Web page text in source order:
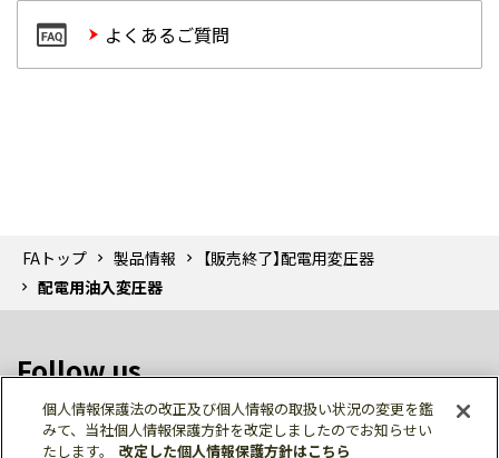
よくあるご質問
FAトップ 製品情報
【販売終了】配電用変圧器
配電用油入変圧器
Follow us
個人情報保護法の改正及び個人情報の取扱い状況の変更を鑑
みて、当社個人情報保護方針を改定しましたのでお知らせい
たします。
改定した個人情報保護方針はこちら